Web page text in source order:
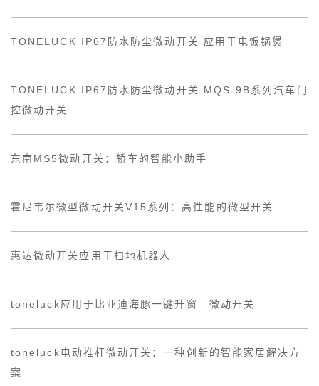
TONELUCK IP67防水防尘微动开关 应用于电饭锅煲
TONELUCK IP67防水防尘微动开关 MQS-9B系列汽车门
控微动开关
东南MS5微动开关：轿车的智能小助手
霍尼韦尔微型微动开关V15系列：高性能的微型开关
惠达微动开关应用于扫地机器人
toneluck应用于比亚迪海豚一键升窗—微动开关
toneluck电动推杆微动开关：一种创新的智能家居解决方
案